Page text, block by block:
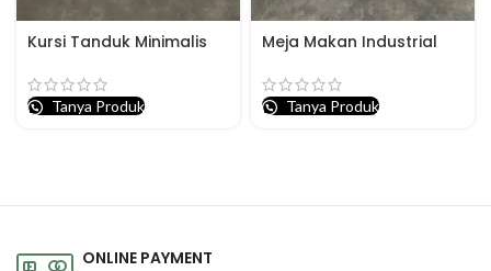
Kursi Tanduk Minimalis
Tanya Produk
Meja Makan Industrial
Tanya Produk
ONLINE PAYMENT